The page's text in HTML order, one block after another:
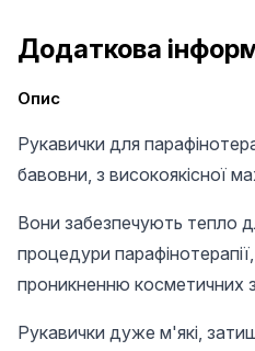
Додаткова
Опис
Рукавички для
бавовни, з високоякісної
Вони забезпечують тепло
процедури
проникненню косметичних
Рукавички дуже м'які,